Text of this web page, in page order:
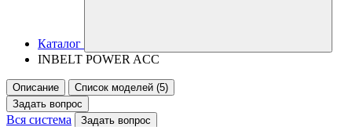
Каталог
INBELT POWER ACC
Описание
Список моделей (5)
Задать вопрос
Вся система Задать вопрос